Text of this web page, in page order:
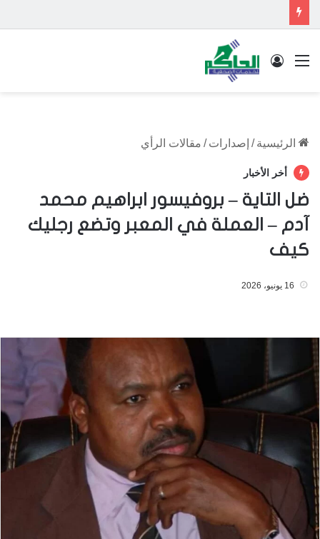
القائمة تسجيل الدخول
الرئيسية / إصدارات / مقالات الرأي
أخر الأخبار
ضل التاية – بروفيسور ابراهيم محمد
آدم – العملة في المعبر وتضع رجليك
كيف
16 يونيو، 2026